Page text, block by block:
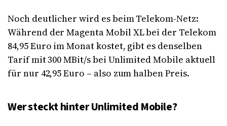
Noch deutlicher wird es beim Telekom-Netz:
Während der Magenta Mobil XL bei der Telekom
84,95 Euro im Monat kostet, gibt es denselben
Tarif mit 300 MBit/s bei Unlimited Mobile aktuell
für nur 42,95 Euro – also zum halben Preis.
Wer steckt hinter Unlimited Mobile?